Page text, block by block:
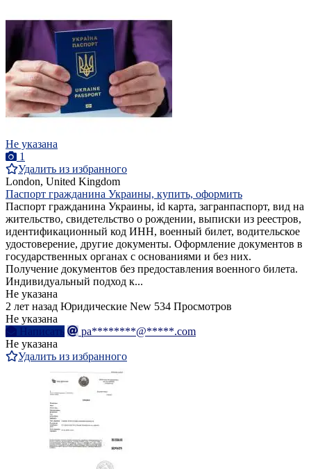
Не указана
1
Удалить из избранного
London, United Kingdom
Паспорт гражданина Украины, купить, оформить
Паспорт гражданина Украины, id карта, загранпаспорт, вид на
жительство, свидетельство о рождении, выписки из реестров,
идентификационный код ИНН, военный билет, водительское
удостоверение, другие документы. Оформление документов в
государственных органах с основаниями и без них.
Получение документов без предоставления военного билета.
Индивидуальный подход к...
Не указана
2 лет назад Юридические New 534 Просмотров
Не указана
Написать
pa********@*****.com
Не указана
Удалить из избранного